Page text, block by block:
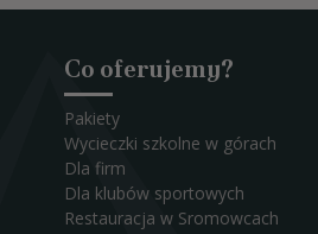
Co oferujemy?
Pakiety
Wycieczki szkolne w górach
Dla firm
Dla klubów sportowych
Restauracja w Sromowcach